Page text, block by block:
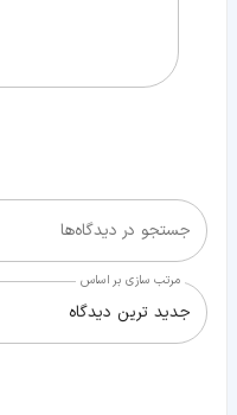
جستجو در دیدگاه‌ها
مرتب سازی بر اساس
جدید ترین دیدگاه